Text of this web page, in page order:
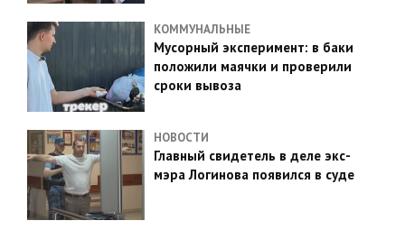
КОММУНАЛЬНЫЕ
Мусорный эксперимент: в баки
положили маячки и проверили
сроки вывоза
НОВОСТИ
Главный свидетель в деле экс-
мэра Логинова появился в суде